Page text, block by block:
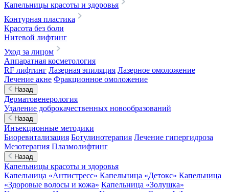
Капельницы красоты и здоровья
Контурная пластика
Красота без боли
Нитевой лифтинг
Уход за лицом
Аппаратная косметология
RF лифтинг Лазерная эпиляция Лазерное омоложение
Лечение акне Фракционное омоложение
Назад
Дерматовенерология
Удаление доброкачественных новообразований
Назад
Инъекционные методики
Биоревитализация Ботулинотерапия Лечение гипергидроза
Мезотерапия Плазмолифтинг
Назад
Капельницы красоты и здоровья
Капельница «Антистресс» Капельница «Детокс» Капельница
«Здоровые волосы и кожа» Капельница «Золушка»